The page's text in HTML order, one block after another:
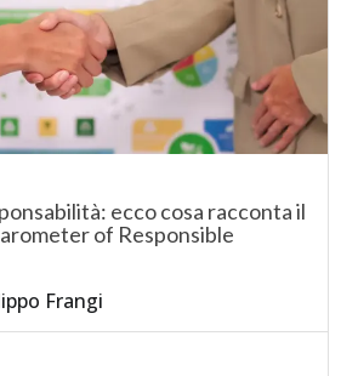
ecco cosa racconta il
of Responsible
Frangi